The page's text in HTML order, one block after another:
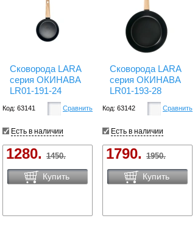
Сковорода LARA
серия ОКИНАВА
LR01-191-24
Код: 63141 Сравнить
Есть в наличии
1280. 1450.
Купить
Сковорода LARA
серия ОКИНАВА
LR01-193-28
Код: 63142 Сравнить
Есть в наличии
1790. 1950.
Купить